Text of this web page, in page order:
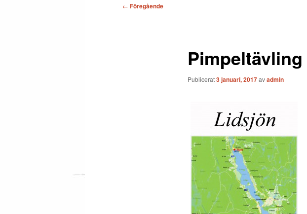
Inläggsnavigering
← Föregående
Publicerat3 januari, 2017avadmin